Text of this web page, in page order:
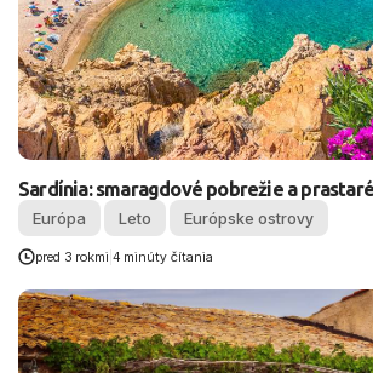
Sardínia: smaragdové pobrežie a
Európa Leto Európske ostrovy
pred 3 rokmi 4 minúty čítania